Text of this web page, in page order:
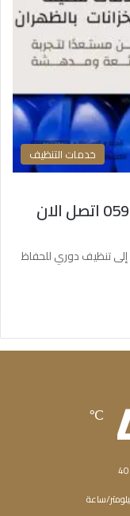
خدمات التنظيف
تنظيف خزانات بالظهران 0597957765 اتصل الان
إلى تنظيف دوري للحفاظ
℃